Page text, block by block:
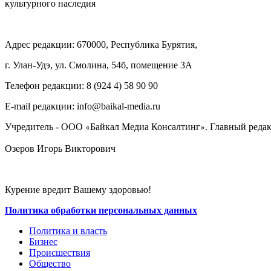
культурного наследия
Адрес редакции: 670000, Республика Бурятия,
г. Улан-Удэ, ул. Смолина, 54б, помещение 3А
Телефон редакции: ‎‎8 (924 4) 58 90 90
E-mail редакции: info@baikal-media.ru
Учредитель - ООО «Байкал Медиа Консалтинг». Главный
Озеров Игорь Викторович
Курение вредит Вашему здоровью!
Политика обработки персональных данных
Политика и власть
Бизнес
Происшествия
Общество